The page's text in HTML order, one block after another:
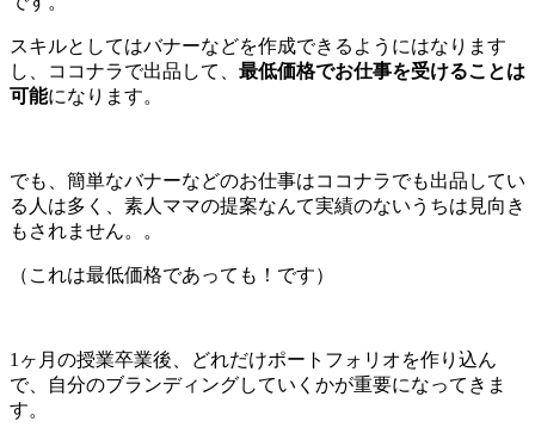
スキルとしてはバナーなどを作成できるようにはなります
し、ココナラで出品して、 最低価格でお仕事を受けることは
可能になります。
でも、簡単なバナーなどのお仕事はココナラでも出品してい
る人は多く、素人ママの提案なんて実績のないうちは見向き
もされません。。
（これは最低価格であっても！です）
1ヶ月の授業卒業後、どれだけポートフォリオを作り込ん
で、自分のブランディングしていくかが重要になってきま
す。